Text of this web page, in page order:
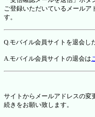
ご登録いただいているメールア
す。
Q.モバイル会員サイトを退会し
A.モバイル会員サイトの退会は
サイトからメールアドレスの変
続きをお願い致します。